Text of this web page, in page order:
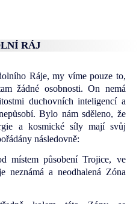
RÁJ
Ráje, my víme pouze to,
žádné osobnosti. On nemá
duchovních inteligencí a
Bylo nám sděleno, že
a kosmické síly mají svůj
následovně:
místem působení Trojice, ve
neznámá a neodhalená Zóna